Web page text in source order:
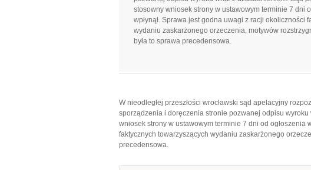
stosowny wniosek strony w ustawowym terminie 7 dni
wpłynął. Sprawa jest godna uwagi z racji okoliczności
wydaniu zaskarżonego orzeczenia, motywów
była to sprawa precedensowa.
W nieodległej przeszłości wrocławski sąd apelacyjny
sporządzenia i doręczenia stronie pozwanej odpisu
wniosek strony w ustawowym terminie 7 dni od ogłoszenia
faktycznych towarzyszących wydaniu zaskarżonego
precedensowa.